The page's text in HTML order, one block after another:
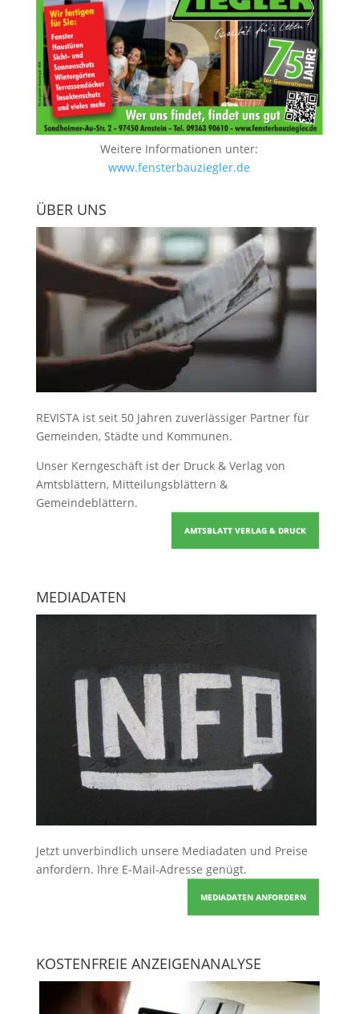
Weitere Informationen unter:
www.fensterbauziegler.de
ÜBER UNS
REVISTA ist seit 50 Jahren zuverlässiger Partner für
Gemeinden, Städte und Kommunen.
Unser Kerngeschäft ist der Druck & Verlag von
Amtsblättern, Mitteilungsblättern &
Gemeindeblättern.
AMTSBLATT VERLAG & DRUCK
MEDIADATEN
Jetzt unverbindlich unsere Mediadaten und Preise
anfordern. Ihre E-Mail-Adresse genügt.
MEDIADATEN ANFORDERN
KOSTENFREIE ANZEIGENANALYSE